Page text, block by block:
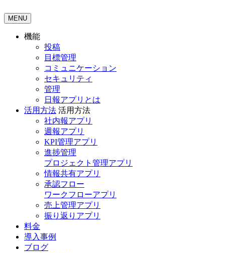
MENU
機能
投稿
目標管理
コミュニケーション
セキュリティ
管理
日報アプリとは
活用方法 活用方法
社内報アプリ
週報アプリ
KPI管理アプリ
進捗管理
プロジェクト管理アプリ
情報共有アプリ
承認フロー
ワークフローアプリ
売上管理アプリ
振り返りアプリ
料金
導入事例
ブログ